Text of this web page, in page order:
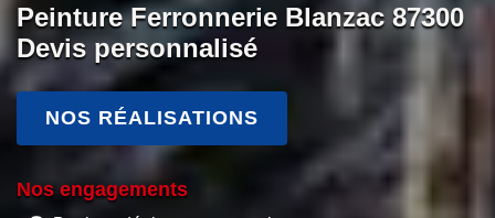
Peinture Ferronnerie Blanzac 87300
Devis personnalisé
NOS RÉALISATIONS
Nos engagements